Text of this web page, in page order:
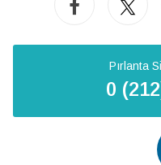
Pırlanta
0